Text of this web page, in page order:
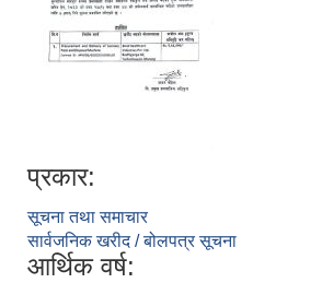
प्रकार:
सूचना तथा समाचार
सार्वजनिक खरीद / बोलपत्र सूचना
आर्थिक वर्ष: